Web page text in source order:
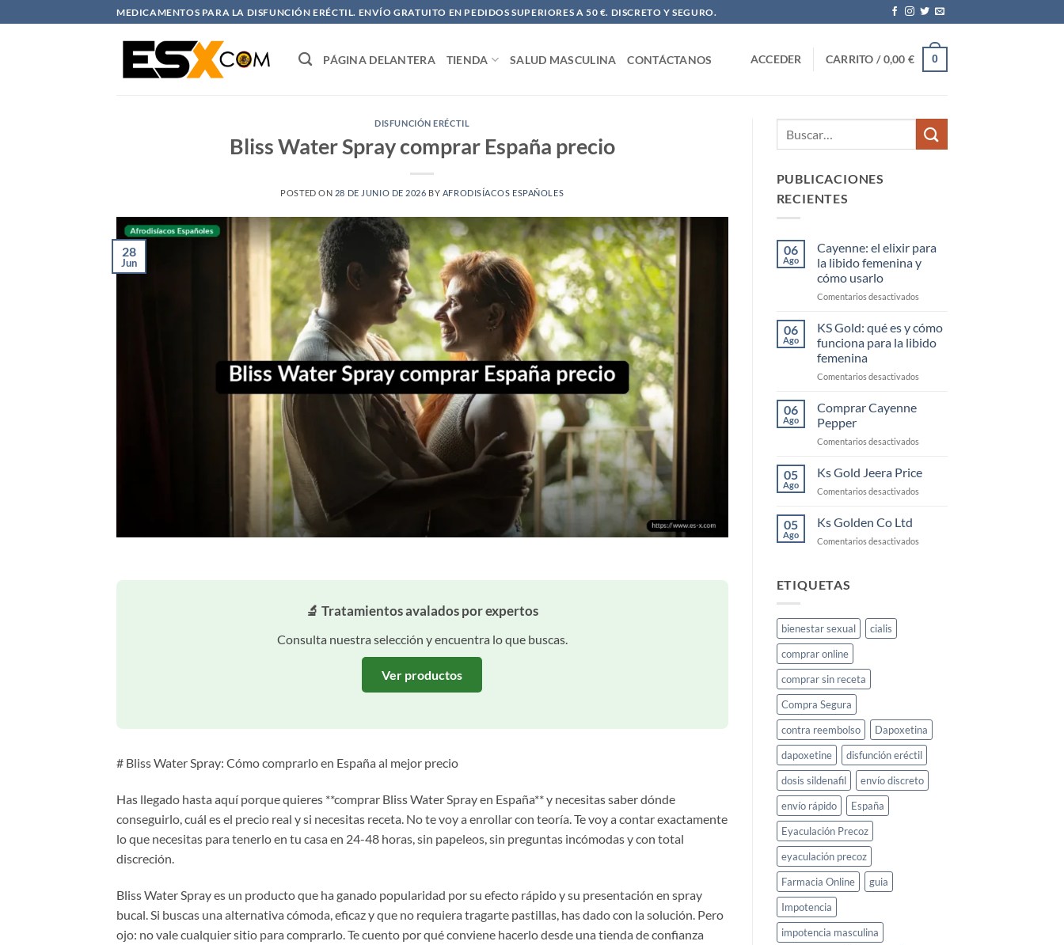
al
MEDICAMENTOS PARA LA DISFUNCIÓN ERÉCTIL. ENVÍO GRATUITO EN PEDIDOS SUPERIORES A 50 €. DISCRETO Y SEGURO.
PÁGINA DELANTERA TIENDA SALUD MASCULINA CONTÁCTANOS ACCEDER CARRITO /0,00€ 0
DISFUNCIÓN ERÉCTIL
Bliss Water Spray comprar España precio
POSTED ON 28 DE JUNIO DE 2026 BY AFRODISÍACOS ESPAÑOLES
28
Jun
🔬 Tratamientos avalados por expertos
Consulta nuestra selección y encuentra lo que buscas.
Ver productos
# Bliss Water Spray: Cómo comprarlo en España al mejor precio
Has llegado hasta aquí porque quieres **comprar Bliss Water Spray en España** y necesitas saber dónde
conseguirlo, cuál es el precio real y si necesitas receta. No te voy a enrollar con teoría. Te voy a contar exactamente
lo que necesitas para tenerlo en tu casa en 24-48 horas, sin papeleos, sin preguntas incómodas y con total
discreción.
Bliss Water Spray es un producto que ha ganado popularidad por su efecto rápido y su presentación en spray
bucal. Si buscas una alternativa cómoda, eficaz y que no requiera tragarte pastillas, has dado con la solución. Pero
ojo: no vale cualquier sitio para comprarlo. Te cuento por qué conviene hacerlo desde una tienda de confianza
PUBLICACIONES
RECIENTES
06
Ago
Cayenne: el elixir para
la libido femenina y
cómo usarlo
Comentarios desactivadosen
el
elixir
para
libido
06
Ago
KS Gold: qué es y cómo
funciona para la libido
femenina
Comentarios desactivadosen
y
funciona
la
06
Ago
Comprar Cayenne
Pepper
Comentarios desactivadosen
Pepper
05
Ago
Ks Gold Jeera Price
Comentarios desactivadosen
Price
05
Ago
Ks Golden Co Ltd
Comentarios desactivadosen
ETIQUETAS
bienestar sexual
cialis
comprar online
comprar sin receta
Compra Segura
contra reembolso
Dapoxetina
dapoxetine
disfunción eréctil
dosis sildenafil
envío discreto
envío rápido
España
Eyaculación Precoz
eyaculación precoz
Farmacia Online
guia
Impotencia
impotencia masculina